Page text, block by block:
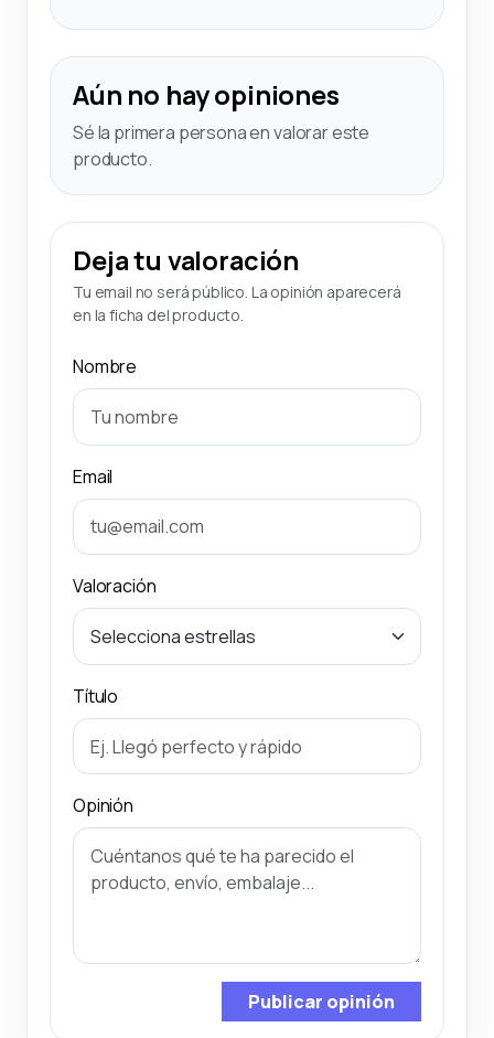
Aún no hay opiniones
Sé la primera persona en valorar este
producto.
Deja tu valoración
Tu email no será público. La opinión aparecerá
en la ficha del producto.
Nombre
Email
Valoración
Título
Opinión
Publicar opinión